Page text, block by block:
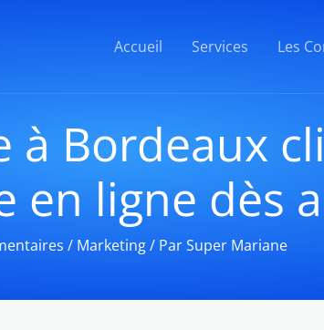
Accueil Services Les
à Bordeaux
en ligne dès
/ Marketing/ ParSuper Mariane